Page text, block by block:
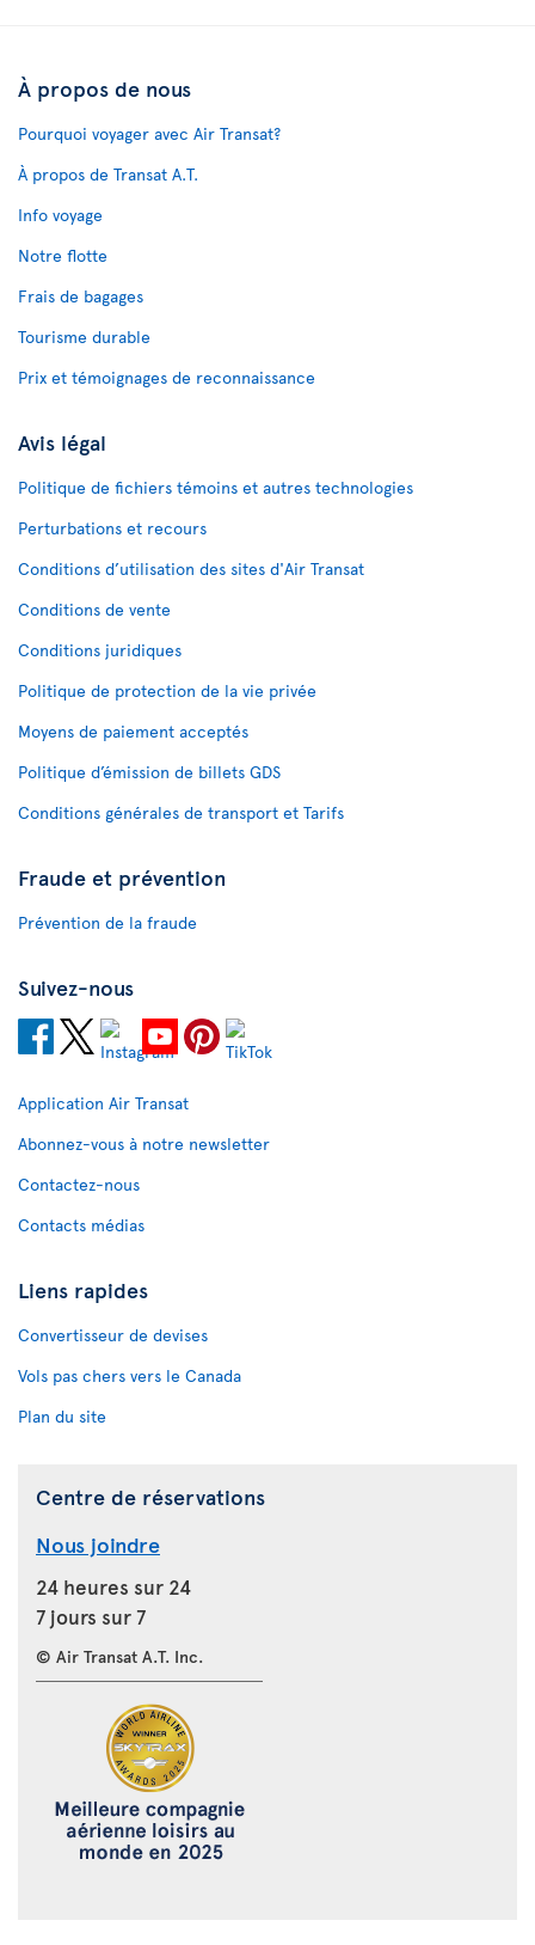
À propos de nous
Pourquoi voyager avec Air Transat?
À propos de Transat A.T.
Info voyage
Notre flotte
Frais de bagages
Tourisme durable
Prix et témoignages de reconnaissance
Avis légal
Politique de fichiers témoins et autres technologies
Perturbations et recours
Conditions d’utilisation des sites d'Air Transat
Conditions de vente
Conditions juridiques
Politique de protection de la vie privée
Moyens de paiement acceptés
Politique d’émission de billets GDS
Conditions générales de transport et Tarifs
Fraude et prévention
Prévention de la fraude
Suivez-nous
Application Air Transat
Abonnez-vous à notre newsletter
Contactez-nous
Contacts médias
Liens rapides
Convertisseur de devises
Vols pas chers vers le Canada
Plan du site
Centre de réservations
Nous joindre
24 heures sur 24
7 jours sur 7
© Air Transat A.T. Inc.